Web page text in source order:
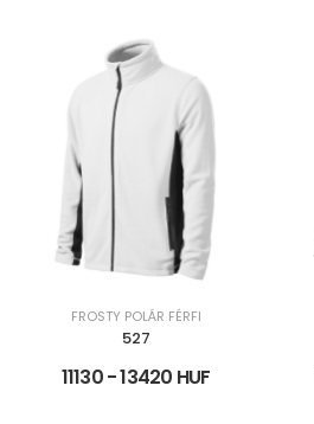
FROSTY POLÁR FÉRFI
527
11130 - 13420 HUF